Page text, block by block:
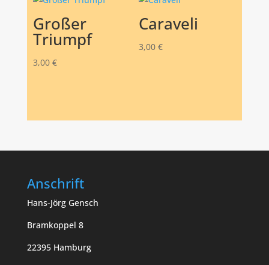
Großer
Triumpf
3,00 €
Caraveli
3,00 €
Anschrift
Hans-Jörg Gensch
Bramkoppel 8
22395 Hamburg